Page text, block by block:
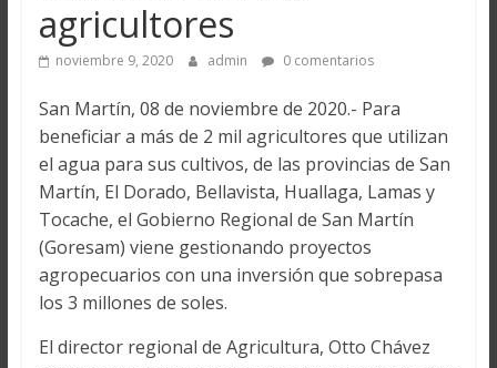
agricultores
noviembre 9, 2020 admin 0 comentarios
San Martín, 08 de noviembre de 2020.- Para
beneficiar a más de 2 mil agricultores que utilizan
el agua para sus cultivos, de las provincias de San
Martín, El Dorado, Bellavista, Huallaga, Lamas y
Tocache, el Gobierno Regional de San Martín
(Goresam) viene gestionando proyectos
agropecuarios con una inversión que sobrepasa
los 3 millones de soles.
El director regional de Agricultura, Otto Chávez